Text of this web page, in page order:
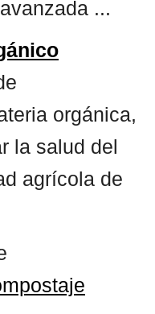
...
orgánica,
la salud del
agrícola de